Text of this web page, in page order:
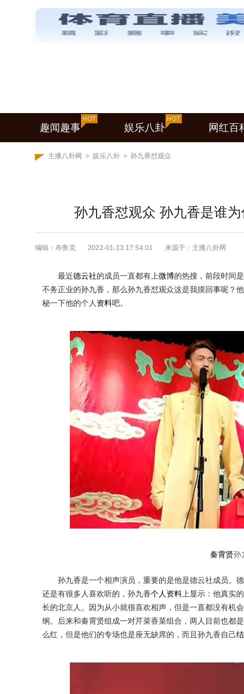
趣闻趣事 娱乐八卦 网红百
主播八卦网 > 娱乐八卦 > 孙九香怼观众
孙九香怼观众 孙九香是谁
编辑：布鲁克 2022-01-13 17:54:01 来源于：主播八卦网
最近德云社的成员一直都有上微博的热搜，前段时间
不务正业的孙九香，那么孙九香怼观众这是我摸回事呢？
秘一下他的个人 资料吧。
秦霄贤孙
孙九香是一个相声演员，重要的是他是德云社成员。
还是有很多人喜欢听的，孙九香个人资料 上显示：他真实
长的北京人。因为从小就很喜欢相声，但是一直都没有机
纲。后来和秦霄贤组成一对芹菜香菜组合，两人目前也都
么红，但是他们的专场也是座无缺席的，而且孙九香自己